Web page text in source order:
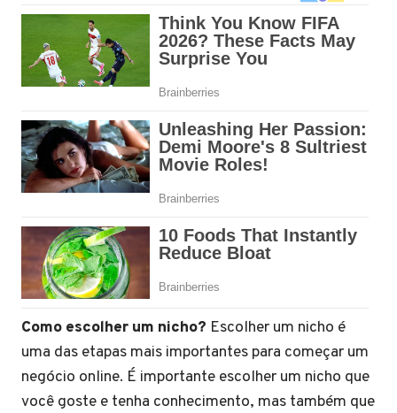
Como escolher um nicho? Escolher um nicho é
uma das etapas mais importantes para começar um
negócio online. É importante escolher um nicho que
você goste e tenha conhecimento, mas também que